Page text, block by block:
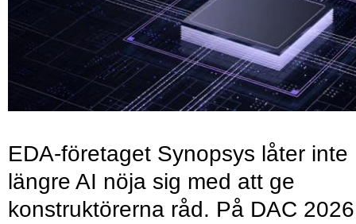
EDA-företaget Synopsys låter inte
längre AI nöja sig med att ge
konstruktörerna råd. På DAC 2026